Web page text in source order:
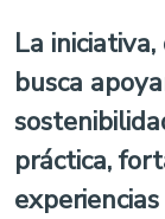
La
busca
práctica,